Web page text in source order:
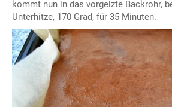
kommt nun in das vorgeizte Backrohr,
Unterhitze, 170 Grad, für 35 Minuten.